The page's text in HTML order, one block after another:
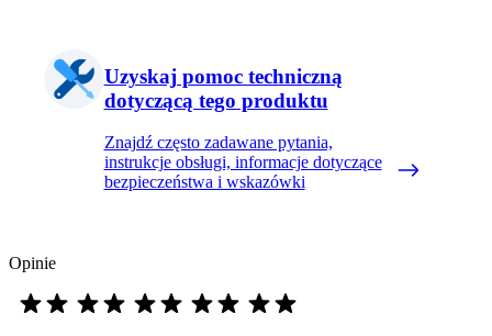
Uzyskaj pomoc techniczną
dotyczącą tego produktu
Znajdź często zadawane pytania,
instrukcje obsługi, informacje dotyczące
bezpieczeństwa i wskazówki
Opinie